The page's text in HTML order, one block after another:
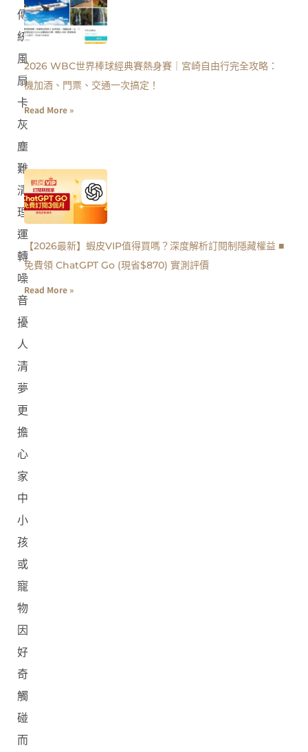
傳
統
風
扇
卡
灰
塵
難
清
理、
運
轉
噪
音
擾
人
清
夢
更
擔
心
家
中
小
孩
或
寵
物
因
好
奇
觸
碰
而
2026 WBC世界棒球經典賽熱身賽｜宮崎自由行完全攻略：
機加酒、門票、交通一次搞定！
Read More »
【2026最新】蝦皮VIP值得買嗎？深度解析訂閱制隱藏權益 ■
免費領 ChatGPT Go (現省$870) 實測評價
Read More »